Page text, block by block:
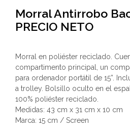
Morral Antirrobo
PRECIO NETO
Morral en poliéster reciclado.
compartimento principal, un
para ordenador portátil de 15”.
a trolley. Bolsillo oculto en el
100% poliéster reciclado.
Medidas: 43 cm x 31 cm x 10 cm
Marca: 15 cm / Screen